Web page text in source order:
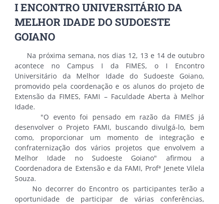
I ENCONTRO UNIVERSITÁRIO DA
MELHOR IDADE DO SUDOESTE
GOIANO
Na próxima semana, nos dias 12, 13 e 14 de outubro
acontece no Campus I da FIMES, o I Encontro
Universitário da Melhor Idade do Sudoeste Goiano,
promovido pela coordenação e os alunos do projeto de
Extensão da FIMES, FAMI – Faculdade Aberta à Melhor
Idade.
"O evento foi pensado em razão da FIMES já
desenvolver o Projeto FAMI, buscando divulgá-lo, bem
como, proporcionar um momento de integração e
confraternização dos vários projetos que envolvem a
Melhor Idade no Sudoeste Goiano" afirmou a
Coordenadora de Extensão e da FAMI, Profª Jenete Vilela
Souza.
No decorrer do Encontro os participantes terão a
oportunidade de participar de várias conferências,